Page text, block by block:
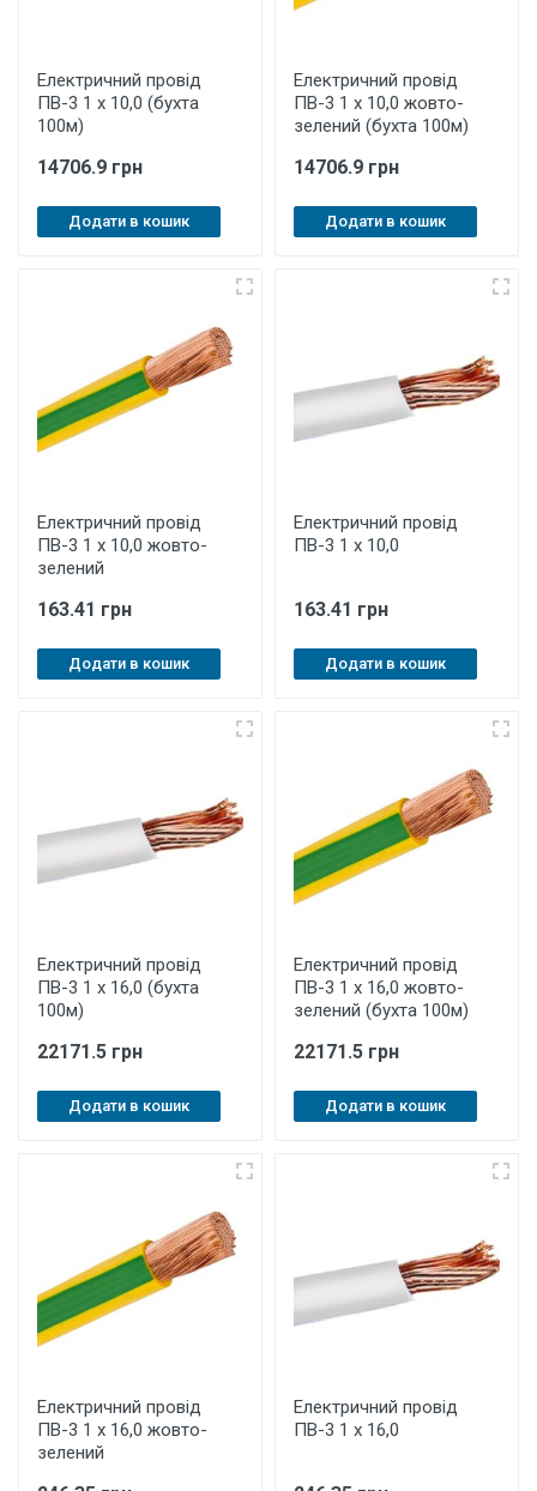
Електричний провід
ПВ-3 1 х 10,0 (бухта
100м)
14706.9 грн
Додати в кошик
Електричний провід
ПВ-3 1 х 10,0 жовто-
зелений (бухта 100м)
14706.9 грн
Додати в кошик
Електричний провід
ПВ-3 1 х 10,0 жовто-
зелений
163.41 грн
Додати в кошик
Електричний провід
ПВ-3 1 х 10,0
163.41 грн
Додати в кошик
Електричний провід
ПВ-3 1 х 16,0 (бухта
100м)
22171.5 грн
Додати в кошик
Електричний провід
ПВ-3 1 х 16,0 жовто-
зелений (бухта 100м)
22171.5 грн
Додати в кошик
Електричний провід
ПВ-3 1 х 16,0 жовто-
зелений
Електричний провід
ПВ-3 1 х 16,0